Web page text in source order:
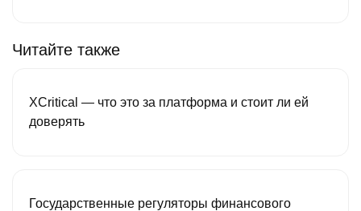
Читайте также
XCritical — что это за платформа и стоит ли ей
доверять
Государственные регуляторы финансового